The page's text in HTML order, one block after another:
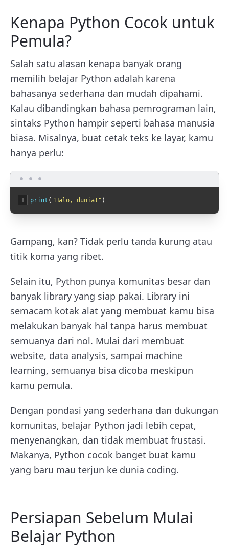
Kenapa Python Cocok untuk
Pemula?
Salah satu alasan kenapa banyak orang
memilih belajar Python adalah karena
bahasanya sederhana dan mudah dipahami.
Kalau dibandingkan bahasa pemrograman lain,
sintaks Python hampir seperti bahasa manusia
biasa. Misalnya, buat cetak teks ke layar, kamu
hanya perlu:
1 print ( "Halo, dunia!" )
Gampang, kan? Tidak perlu tanda kurung atau
titik koma yang ribet.
Selain itu, Python punya komunitas besar dan
banyak library yang siap pakai. Library ini
semacam kotak alat yang membuat kamu bisa
melakukan banyak hal tanpa harus membuat
semuanya dari nol. Mulai dari membuat
website, data analysis, sampai machine
learning, semuanya bisa dicoba meskipun
kamu pemula.
Dengan pondasi yang sederhana dan dukungan
komunitas, belajar Python jadi lebih cepat,
menyenangkan, dan tidak membuat frustasi.
Makanya, Python cocok banget buat kamu
yang baru mau terjun ke dunia coding.
Persiapan Sebelum Mulai
Belajar Python